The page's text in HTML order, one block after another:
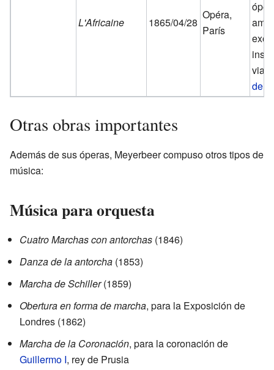
L'Africaine 1865/04/28
Opéra,
París
de
Otras obras importantes
Además de sus óperas, Meyerbeer compuso otros tipos de
música:
Música para orquesta
Cuatro Marchas con antorchas (1846)
Danza de la antorcha (1853)
Marcha de Schiller(1859)
Obertura en forma de marcha, para la Exposición de
Londres (1862)
Marcha de la Coronación, para la coronación de
Guillermo I, rey de Prusia